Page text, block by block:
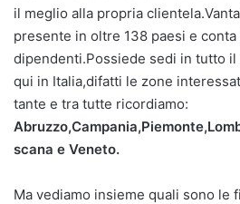
il meglio alla propria
presente in oltre 138 paesi e
dipendenti.Possiede sedi in tutto il
qui in Italia,difatti le zone
tante e tra tutte ricordiamo:
scana e Veneto.
Ma vediamo insieme quali sono le